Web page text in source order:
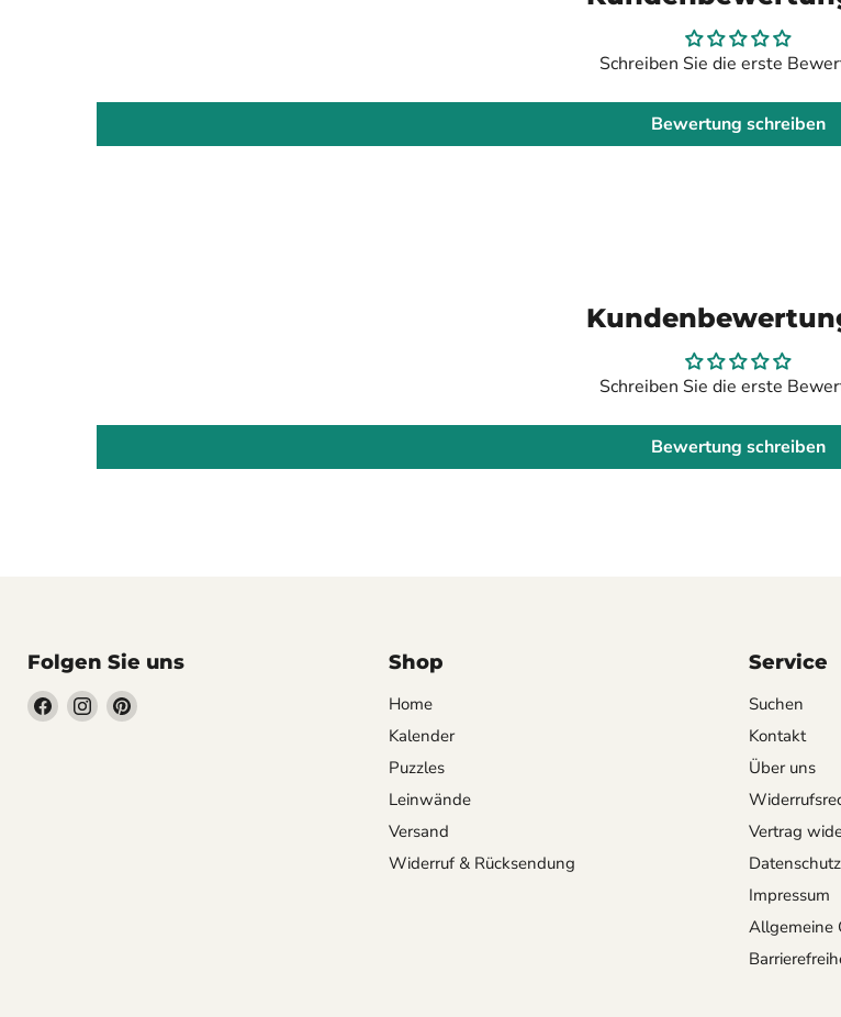
Schreiben Sie die erste
Bewertung schreiben
Schreiben Sie die erste
Bewertung schreiben
Folgen Sie uns
FindenFindenFinden
Shop
Home
Kalender
Puzzles
Leinwände
Versand
Widerruf & Rücksendung
Service
Suchen
Kontakt
Über uns
Vertrag
Impressum
Allgemeine